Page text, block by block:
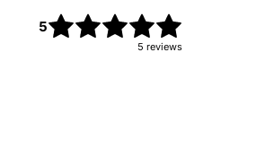
5
5 reviews